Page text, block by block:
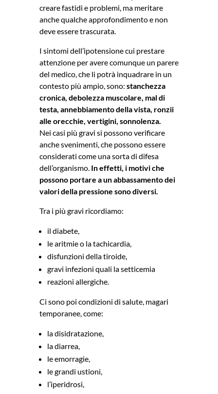
creare fastidi e problemi, ma meritare
anche qualche approfondimento e non
deve essere trascurata.
I sintomi dell’ipotensione cui prestare
attenzione per avere comunque un parere
del medico, che li potrà inquadrare in un
contesto più ampio, sono: stanchezza
cronica, debolezza muscolare, mal di
testa, annebbiamento della vista, ronzii
alle orecchie, vertigini, sonnolenza.
Nei casi più gravi si possono verificare
anche svenimenti, che possono essere
considerati come una sorta di difesa
dell’organismo. In effetti, i motivi che
possono portare a un abbassamento dei
valori della pressione sono diversi.
Tra i più gravi ricordiamo:
il diabete,
le aritmie o la tachicardia,
disfunzioni della tiroide,
gravi infezioni quali la setticemia
reazioni allergiche.
Ci sono poi condizioni di salute, magari
temporanee, come:
la disidratazione,
la diarrea,
le emorragie,
le grandi ustioni,
l’iperidrosi,